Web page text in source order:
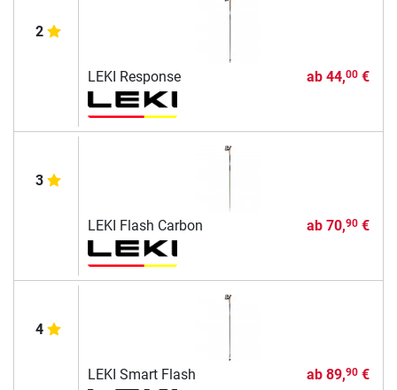
2
LEKI Response ab 44,00€
3
LEKI Flash Carbon ab 70,90€
4
LEKI Smart Flash ab 89,90€